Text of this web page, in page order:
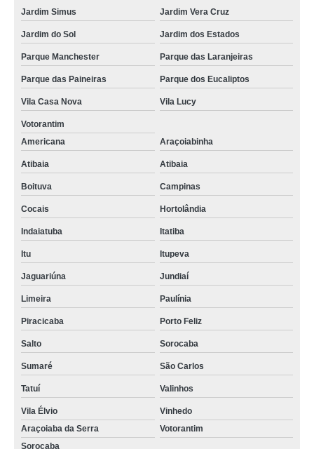
Jardim Simus Jardim Vera Cruz
Jardim do Sol Jardim dos Estados
Parque Manchester Parque das Laranjeiras
Parque das Paineiras Parque dos Eucaliptos
Vila Casa Nova Vila Lucy
Votorantim
Americana
Araçoiabinha
Atibaia Atibaia
Boituva Campinas
Cocais Hortolândia
Indaiatuba Itatiba
Itu Itupeva
Jaguariúna Jundiaí
Limeira Paulínia
Piracicaba Porto Feliz
Salto Sorocaba
Sumaré São Carlos
Tatuí Valinhos
Vila Élvio
Vinhedo
Araçoiaba da Serra
Votorantim
Sorocaba